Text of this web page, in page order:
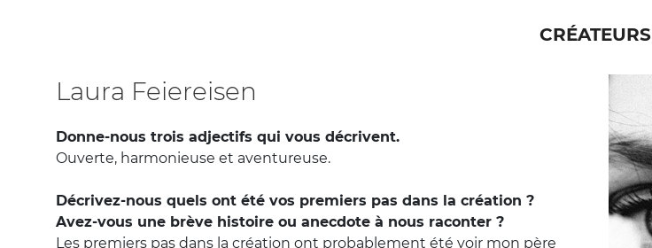
CRÉATEURS
Laura Feiereisen
Donne-nous trois adjectifs qui vous décrivent.
Ouverte, harmonieuse et aventureuse.
Décrivez-nous quels ont été vos premiers pas dans la création ?
Avez-vous une brève histoire ou anecdote à nous raconter ?
Les premiers pas dans la création ont probablement été voir mon père